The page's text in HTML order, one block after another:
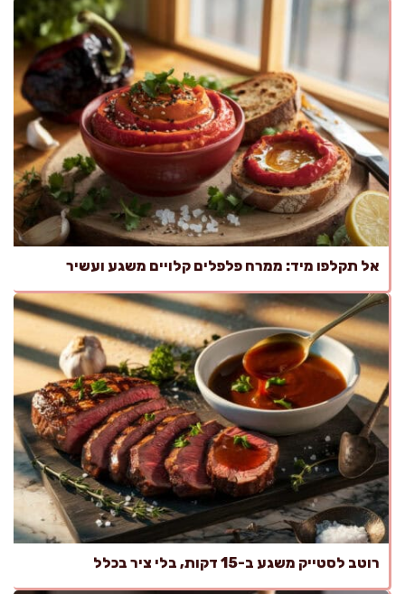
אל תקלפו מיד: ממרח פלפלים קלויים משגע ועשיר
רוטב לסטייק משגע ב-15 דקות, בלי ציר בכלל